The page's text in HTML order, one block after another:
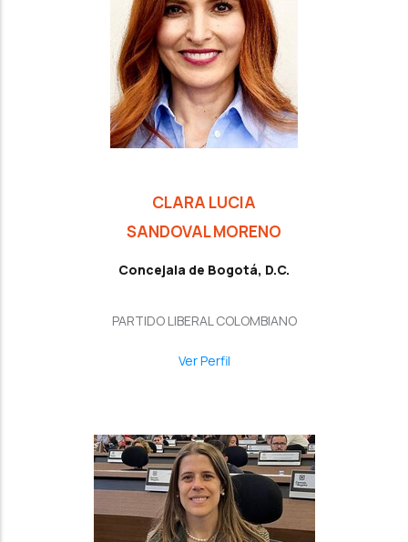
CLARA LUCIA
SANDOVAL MORENO
Concejala de Bogotá, D.C.
PARTIDO LIBERAL COLOMBIANO
Ver Perfil